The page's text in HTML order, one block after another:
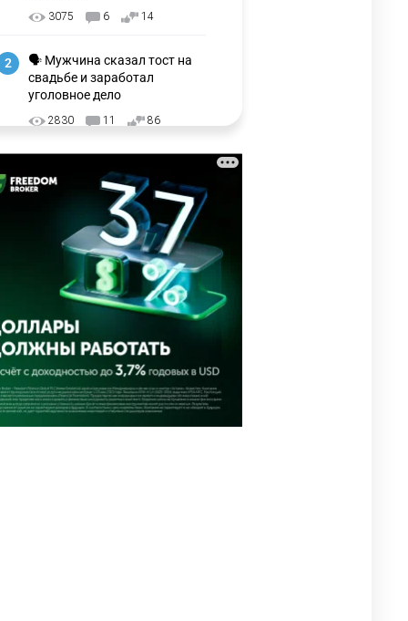
3075 6 14
2
🗣 Мужчина сказал тост на
свадьбе и заработал
уголовное дело
2830 11 86
Предлагаем обзор главных
новостей за 4 августа
0 1
🗣Глава государства
направил телеграмму
соболезнования родным и
близким Халық қаһарманы
Ивана Гапича
42
5
🇫🇷 Клуб ПСЖ объявил об
открытии своей футбольной